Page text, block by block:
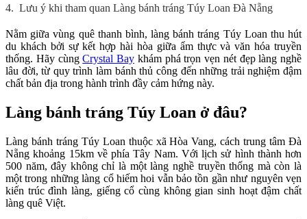
4. Lưu ý khi tham quan Làng bánh tráng Túy Loan Đà Nẵng
Nằm giữa vùng quê thanh bình, làng bánh tráng Túy Loan thu hút
du khách bởi sự kết hợp hài hòa giữa ẩm thực và văn hóa truyền
thống. Hãy cùngCrystal Bay khám phá trọn vẹn nét đẹp làng nghề
lâu đời, từ quy trình làm bánh thủ công đến những trải nghiệm đậm
chất bản địa trong hành trình đầy cảm hứng này.
Làng bánh tráng Túy Loan ở đâu?
Làng bánh tráng Túy Loan thuộc xã Hòa Vang, cách trung tâm Đà
Nẵng khoảng 15km về phía Tây Nam. Với lịch sử hình thành hơn
500 năm, đây không chỉ là một làng nghề truyền thống mà còn là
một trong những làng cổ hiếm hoi vẫn bảo tồn gần như nguyên vẹn
kiến trúc đình làng, giếng cổ cùng không gian sinh hoạt đậm chất
làng quê Việt.